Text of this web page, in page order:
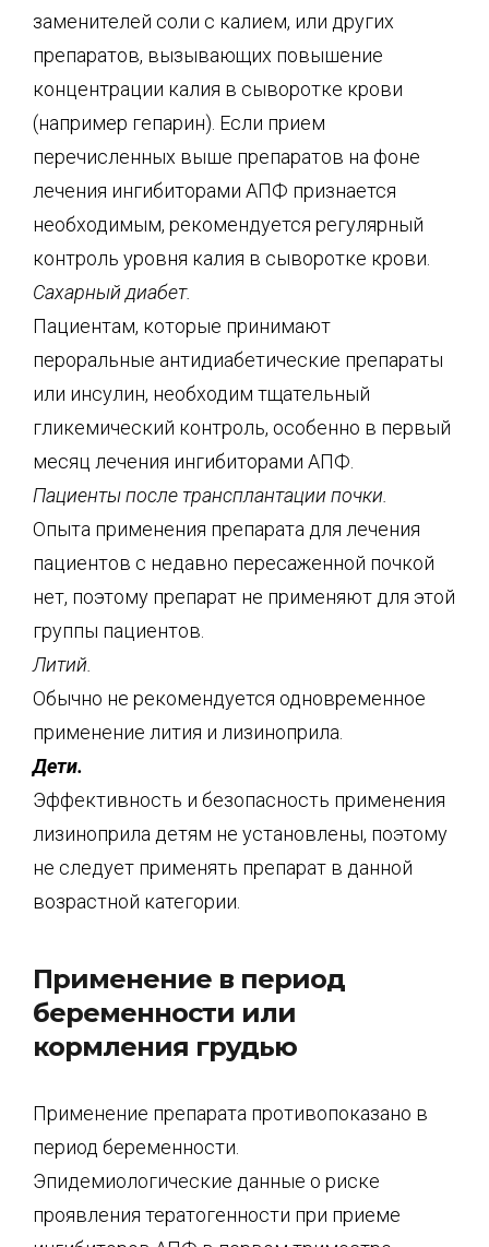
заменителей соли с калием, или других
препаратов, вызывающих повышение
концентрации калия в сыворотке крови
(например гепарин). Если прием
перечисленных выше препаратов на фоне
лечения ингибиторами АПФ признается
необходимым, рекомендуется регулярный
контроль уровня калия в сыворотке крови.
Сахарный диабет.
Пациентам, которые принимают
пероральные антидиабетические препараты
или инсулин, необходим тщательный
гликемический контроль, особенно в первый
месяц лечения ингибиторами АПФ.
Пациенты после трансплантации почки.
Опыта применения препарата для лечения
пациентов с недавно пересаженной почкой
нет, поэтому препарат не применяют для этой
группы пациентов.
Литий.
Обычно не рекомендуется одновременное
применение лития и лизиноприла.
Дети.
Эффективность и безопасность применения
лизиноприла детям не установлены, поэтому
не следует применять препарат в данной
возрастной категории.
Применение в период
беременности или
кормления грудью
Применение препарата противопоказано в
период беременности.
Эпидемиологические данные о риске
проявления тератогенности при приеме